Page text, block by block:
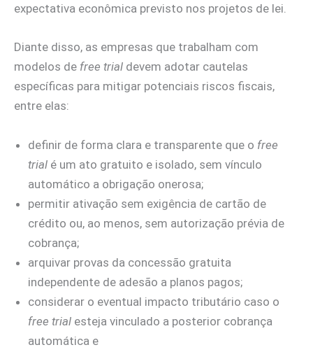
expectativa econômica previsto nos projetos de lei.
Diante disso, as empresas que trabalham com
modelos de free trial devem adotar cautelas
específicas para mitigar potenciais riscos fiscais,
entre elas:
definir de forma clara e transparente que o free
trial é um ato gratuito e isolado, sem vínculo
automático a obrigação onerosa;
permitir ativação sem exigência de cartão de
crédito ou, ao menos, sem autorização prévia de
cobrança;
arquivar provas da concessão gratuita
independente de adesão a planos pagos;
considerar o eventual impacto tributário caso o
free trial esteja vinculado a posterior cobrança
automática e